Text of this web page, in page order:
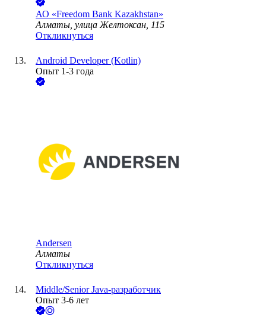
АО «Freedom Bank Kazakhstan»
Алматы, улица Желтоксан, 115
Откликнуться
Android Developer (Kotlin)
Опыт 1-3 года
Andersen
Алматы
Откликнуться
Middle/Senior Java-разработчик
Опыт 3-6 лет